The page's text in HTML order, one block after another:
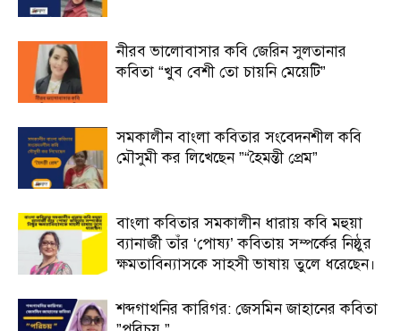
নীরব ভালোবাসার কবি জেরিন সুলতানার
কবিতা “খুব বেশী তো চায়নি মেয়েটি”
সমকালীন বাংলা কবিতার সংবেদনশীল কবি
মৌসুমী কর লিখেছেন ”“হৈমন্তী প্রেম”
বাংলা কবিতার সমকালীন ধারায় কবি মহুয়া
ব্যানার্জী তাঁর ‘পোষ্য’ কবিতায় সম্পর্কের নিষ্ঠুর
ক্ষমতাবিন্যাসকে সাহসী ভাষায় তুলে ধরেছেন।
শব্দগাথনির কারিগর: জেসমিন জাহানের কবিতা